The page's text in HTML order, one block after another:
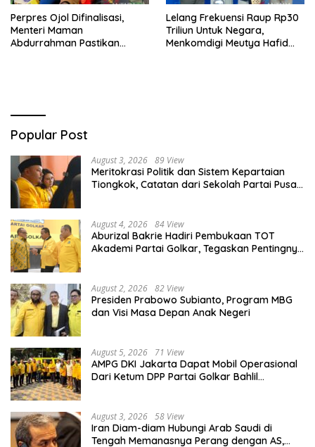
Perpres Ojol Difinalisasi,
Menteri Maman
Abdurrahman Pastikan
Lelang Frekuensi Raup Rp30
Triliun Untuk Negara,
Menkomdigi Meutya Hafid
Popular Post
August 3, 2026 89 View
Meritokrasi Politik dan Sistem Kepartaian
Tiongkok, Catatan dari Sekolah Partai Pusat
August 4, 2026 84 View
Aburizal Bakrie Hadiri Pembukaan TOT
Akademi Partai Golkar, Tegaskan Pentingnya
August 2, 2026 82 View
Presiden Prabowo Subianto, Program MBG
dan Visi Masa Depan Anak Negeri
August 5, 2026 71 View
AMPG DKI Jakarta Dapat Mobil Operasional
Dari Ketum DPP Partai Golkar Bahlil
August 3, 2026 58 View
Iran Diam-diam Hubungi Arab Saudi di
Tengah Memanasnya Perang dengan AS,